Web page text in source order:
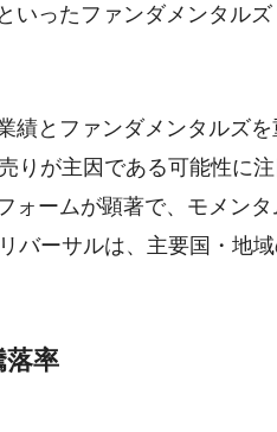
いったファンダメンタル
績とファンダメンタルズを
りが主因である可能性に注
ォームが顕著で、モメンタ
バーサルは、主要国・地
落率